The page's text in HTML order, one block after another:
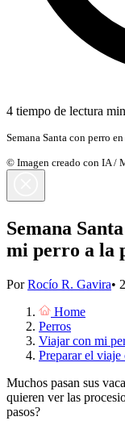
4 tiempo de lectura
Semana Santa con perro
© Imagen creado con IA /
Semana
mi perro a la
PorRocío R. Gavira•
Home
Perros
Viajar con mi
Preparar el
Muchos pasan sus
quieren ver las
pasos?